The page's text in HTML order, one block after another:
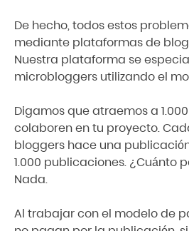
De hecho, todos estos
mediante plataformas de
Nuestra plataforma se
microbloggers utilizando el
Digamos que atraemos a
colaboren en tu proyecto.
bloggers hace una
1.000 publicaciones. ¿Cuánto
Nada.
Al trabajar con el modelo de